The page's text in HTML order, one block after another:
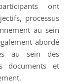
ont
processus
au sein
abordé
au sein des
documents et